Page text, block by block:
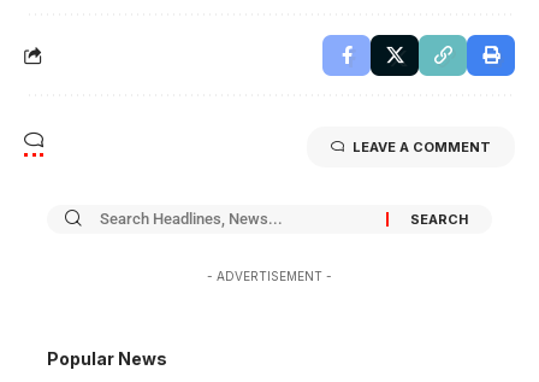
LEAVE A COMMENT
- ADVERTISEMENT -
Popular News